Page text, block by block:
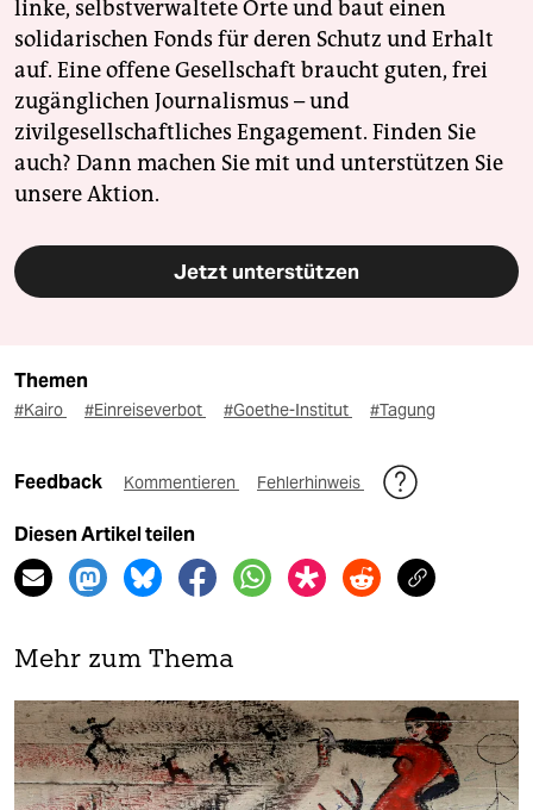
linke, selbstverwaltete Orte und baut einen
solidarischen Fonds für deren Schutz und Erhalt
auf. Eine offene Gesellschaft braucht guten, frei
zugänglichen Journalismus – und
zivilgesellschaftliches Engagement. Finden Sie
auch? Dann machen Sie mit und unterstützen Sie
unsere Aktion.
Jetzt unterstützen
Themen
#Kairo #Einreiseverbot #Goethe-Institut #Tagung
Feedback Kommentieren Fehlerhinweis
Diesen Artikel teilen
Mehr zum Thema